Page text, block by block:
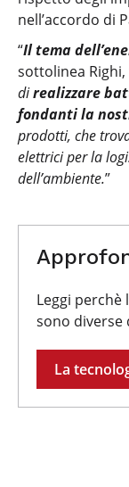
nell’accordo di
“Il tema
sottolinea Righi,
direalizzare
fondanti la
prodotti, che
elettrici per la
dell’ambiente.”
Leggi
sono diverse
La